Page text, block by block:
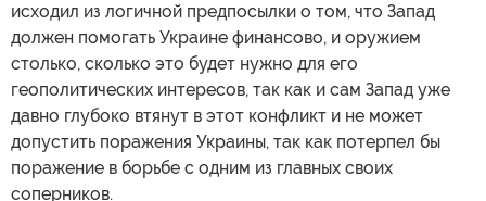
исходил из логичной предпосылки о том, что Запад
должен помогать Украине финансово, и оружием
столько, сколько это будет нужно для его
геополитических интересов, так как и сам Запад уже
давно глубоко втянут в этот конфликт и не может
допустить поражения Украины, так как потерпел бы
поражение в борьбе с одним из главных своих
соперников.